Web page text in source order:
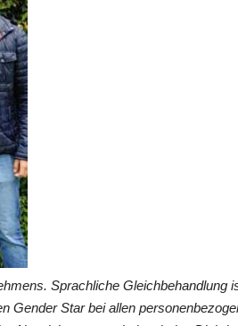
Sprachliche Gleichbehandlung
Gender Star bei allen